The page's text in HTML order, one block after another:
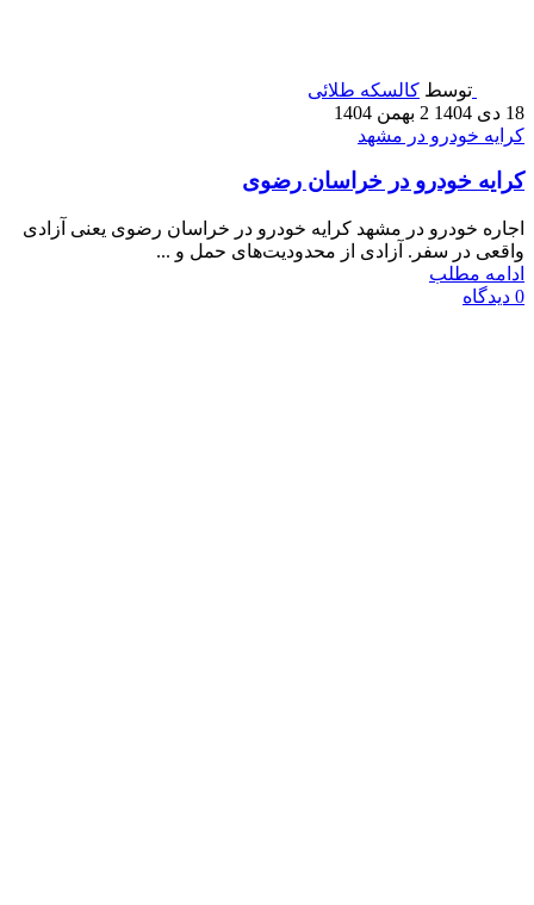
توسط کالسکه طلائی
18 دی 1404
2 بهمن 1404
کرایه خودرو در مشهد
کرایه خودرو در خراسان رضوی
اجاره خودرو در مشهد کرایه خودرو در خراسان رضوی یعنی آزادی
واقعی در سفر. آزادی از محدودیت‌های حمل و ...
ادامه مطلب
0 دیدگاه